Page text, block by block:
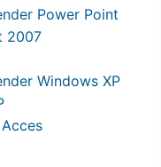
Power Point
2007
Windows XP